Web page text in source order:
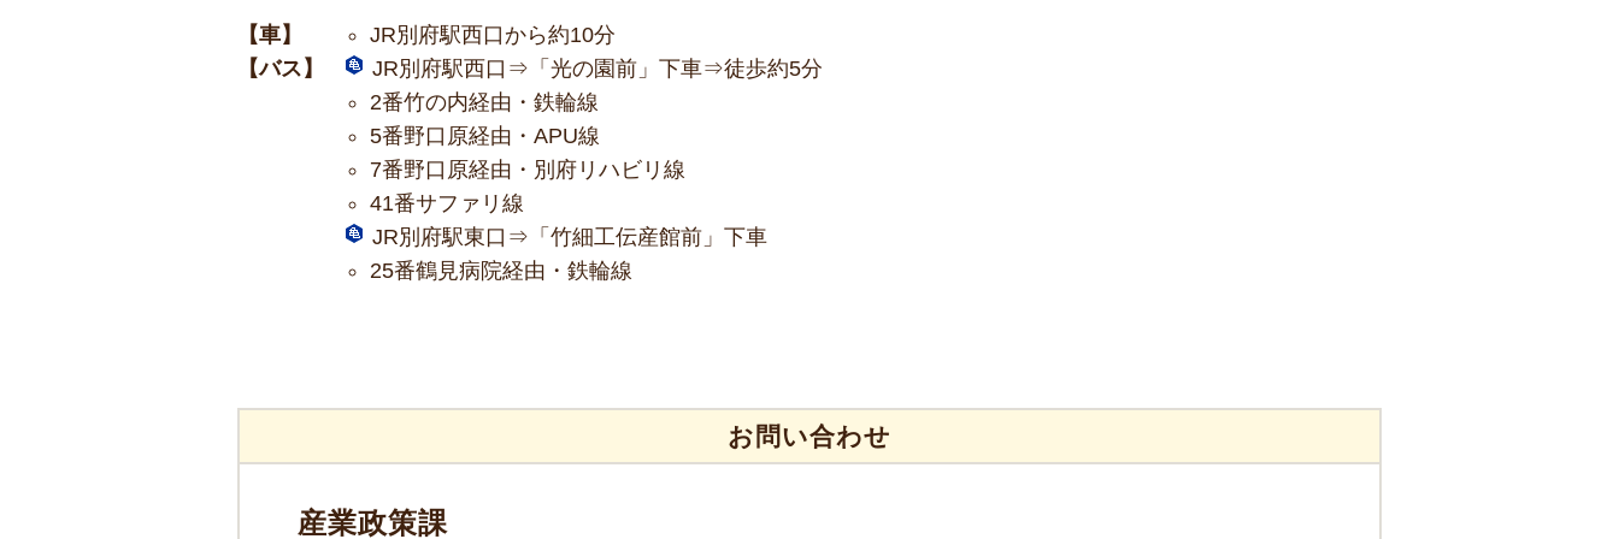
【車】
JR別府駅西口から約10分
【バス】
JR別府駅西口⇒「光の園前」下車⇒徒歩約5分
2番竹の内経由・鉄輪線
5番野口原経由・APU線
7番野口原経由・別府リハビリ線
41番サファリ線
JR別府駅東口⇒「竹細工伝産館前」下車
25番鶴見病院経由・鉄輪線
お問い合わせ
産業政策課